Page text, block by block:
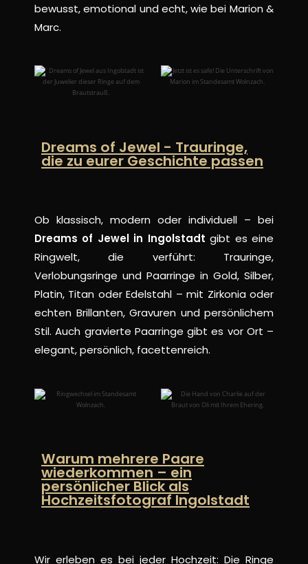
bewusst, emotional und echt, wie bei Marion &
Marc.
Dreams of Jewel - Trauringe,
die zu eurer Geschichte passen
Ob klassisch, modern oder individuell – bei
Dreams of Jewel in Ingolstadt gibt es eine
Ringwelt, die verführt: Trauringe,
Verlobungsringe und Paarringe in Gold, Silber,
Platin, Titan oder Edelstahl – mit Zirkonia oder
echten Brillanten, Gravuren und persönlichem
Stil. Auch gravierte Paarringe gibt es vor Ort –
elegant, persönlich, facettenreich.
Warum mehrere Paare
wiederkommen – ein
persönlicher Blick als
Hochzeitsfotograf Ingolstadt
Wir erleben es bei jeder Hochzeit: Die Ringe